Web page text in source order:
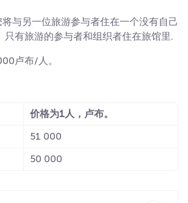
与另一位旅游参与者住在一个没有自己
只有旅游的参与者和组织者住在旅馆里.
卢布/人。
价格为1人，卢布。
51 000
50 000